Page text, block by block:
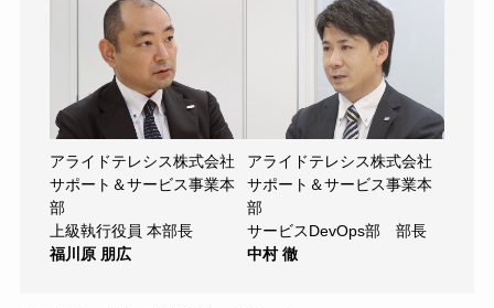
アライドテレシス株式会社
サポート＆サービス事業本
部
上級執行役員 本部長
福川原 朋広
アライドテレシス株式会社
サポート＆サービス事業本
部
サービスDevOps部 部長
中村 徹